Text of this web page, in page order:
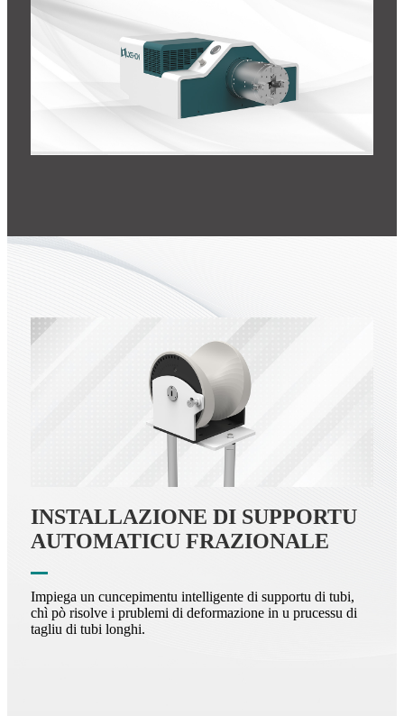
INSTALLAZIONE DI SUPPORTU
AUTOMATICU FRAZIONALE
Impiega un cuncepimentu intelligente di supportu di tubi,
chì pò risolve i prublemi di deformazione in u prucessu di
tagliu di tubi longhi.